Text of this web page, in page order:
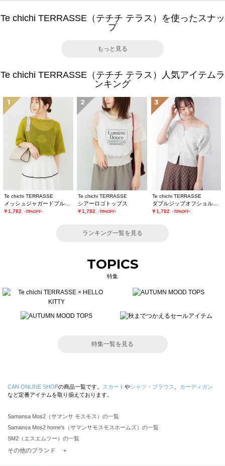
Te chichi TERRASSE（テチチ テラス）を使ったスナッ
プ
もっと見る
Te chichi TERRASSE（テチチ テラス）人気アイテムラ
ンキング
1
Te chichi TERRASSE
￥1,782 -70%OFF-
2
Te chichi TERRASSE
シアーロゴトップス
￥1,782 -70%OFF-
3
Te chichi TERRASSE
ダブルジップオフショルカットトップス
￥1,782 -70%OFF-
ランキング一覧を見る
TOPICS
特集
特集一覧を見る
CAN ONLINE SHOPの商品一覧です。 スカート やシャツ・ブラウス
カーディガン
など定番アイテムを取り揃えております。
Samansa Mos2（サマンサ モスモス）の一覧
Samansa Mos2 home's（サマンサモスモスホームズ）の一覧
SM2（エスエムツー）の一覧
TSUHARU by Samansa Mos2（ツハルバイサマンサモスモス）の一覧
その他のブランド ＋